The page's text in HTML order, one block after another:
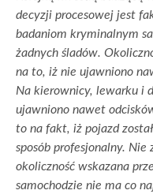
decyzji procesowej jest
badaniom kryminalnym
żadnych śladów.
na to, iż nie ujawniono
Na kierownicy, lewarku i
ujawniono nawet
to na fakt, iż pojazd
sposób profesjonalny. Nie
okoliczność wskazana
samochodzie nie ma co